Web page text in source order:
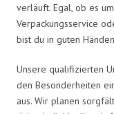
verläuft. Egal, ob es
Verpackungsservice
bist du in guten
Unsere qualifizierten
den Besonderheiten
aus. Wir planen